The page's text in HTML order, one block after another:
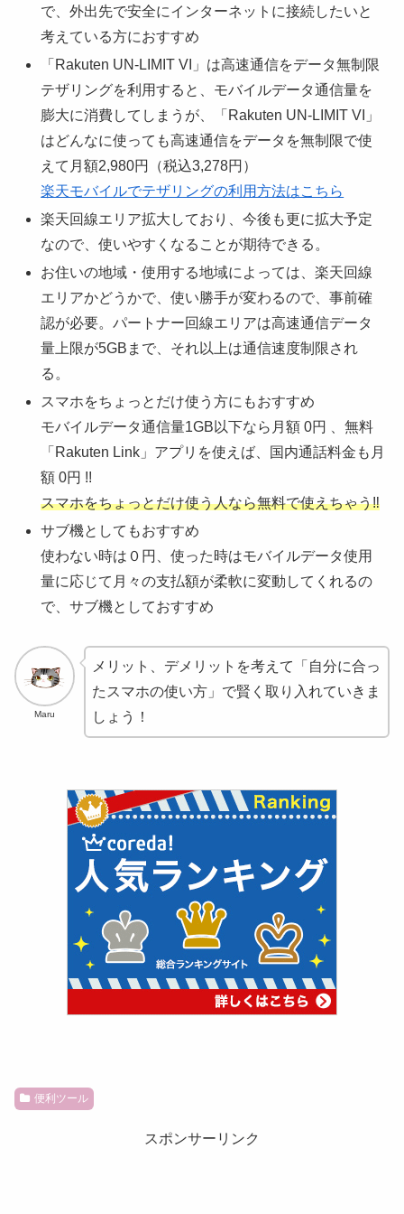
で、外出先で安全にインターネットに接続したいと
考えている方におすすめ
「Rakuten UN-LIMIT VI」は高速通信をデータ無制限
テザリングを利用すると、モバイルデータ通信量を
膨大に消費してしまうが、「Rakuten UN-LIMIT VI」
はどんなに使っても高速通信をデータを無制限で使
えて月額2,980円（税込3,278円）
楽天モバイルでテザリングの利用方法はこちら
楽天回線エリア拡大しており、今後も更に拡大予定
なので、使いやすくなることが期待できる。
お住いの地域・使用する地域によっては、楽天回線
エリアかどうかで、使い勝手が変わるので、事前確
認が必要。パートナー回線エリアは高速通信データ
量上限が5GBまで、それ以上は通信速度制限され
る。
スマホをちょっとだけ使う方にもおすすめ
モバイルデータ通信量1GB以下なら月額 0円 、無料
「Rakuten Link」アプリを使えば、国内通話料金も月
額 0円 !!
スマホをちょっとだけ使う人なら無料で使えちゃう‼
サブ機としてもおすすめ
使わない時は０円、使った時はモバイルデータ使用
量に応じて月々の支払額が柔軟に変動してくれるの
で、サブ機としておすすめ
Maru
メリット、デメリットを考えて「自分に合っ
たスマホの使い方」で賢く取り入れていきま
しょう！
便利ツール
スポンサーリンク